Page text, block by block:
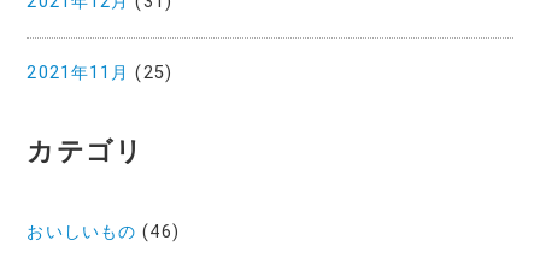
2021年11月 (25)
カテゴリ
おいしいもの (46)